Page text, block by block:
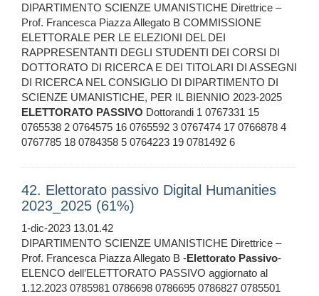
DIPARTIMENTO SCIENZE UMANISTICHE Direttrice –
Prof. Francesca Piazza Allegato B COMMISSIONE
ELETTORALE PER LE ELEZIONI DEL DEI
RAPPRESENTANTI DEGLI STUDENTI DEI CORSI DI
DOTTORATO DI RICERCA E DEI TITOLARI DI ASSEGNI
DI RICERCA NEL CONSIGLIO DI DIPARTIMENTO DI
SCIENZE UMANISTICHE, PER IL BIENNIO 2023-2025
ELETTORATO PASSIVO Dottorandi 1 0767331 15
0765538 2 0764575 16 0765592 3 0767474 17 0766878 4
0767785 18 0784358 5 0764223 19 0781492 6
42. Elettorato passivo Digital Humanities
2023_2025 (61%)
1-dic-2023 13.01.42
DIPARTIMENTO SCIENZE UMANISTICHE Direttrice –
Prof. Francesca Piazza Allegato B -Elettorato Passivo-
ELENCO dell’ELETTORATO PASSIVO aggiornato al
1.12.2023 0785981 0786698 0786695 0786827 0785501